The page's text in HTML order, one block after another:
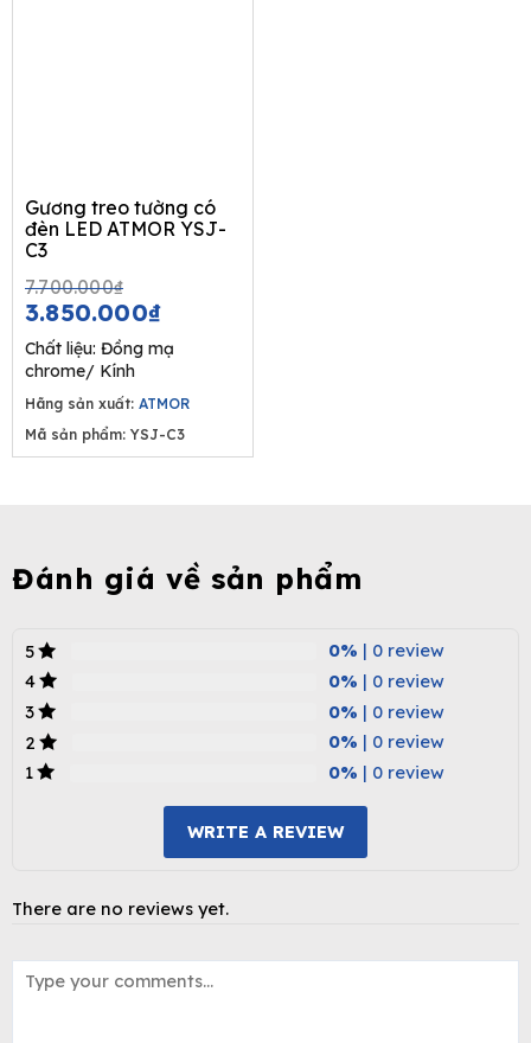
Gương treo tường có
đèn LED ATMOR YSJ-
C3
7.700.000₫Original
price
7.700.000₫.
3.850.000₫price
3.850.000₫.
Chất liệu: Đồng mạ
chrome/ Kính
Hãng sản xuất: ATMOR
Mã sản phẩm: YSJ-C3
Đánh giá về sản phẩm
5 0% | 0 review
4
0% | 0 review
3
0% | 0 review
2
0% | 0 review
1
0% | 0 review
WRITE A REVIEW
There are no reviews yet.